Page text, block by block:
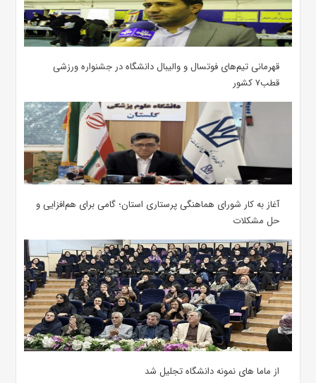
قهرمانی تیم‌های فوتسال و والیبال دانشگاه در جشنواره ورزشی
قطب۷ کشور
آغاز به کار شورای هماهنگی پرستاری استان؛ گامی برای هم‌افزایی و
حل مشکلات
از ماما های نمونه دانشگاه تجلیل شد